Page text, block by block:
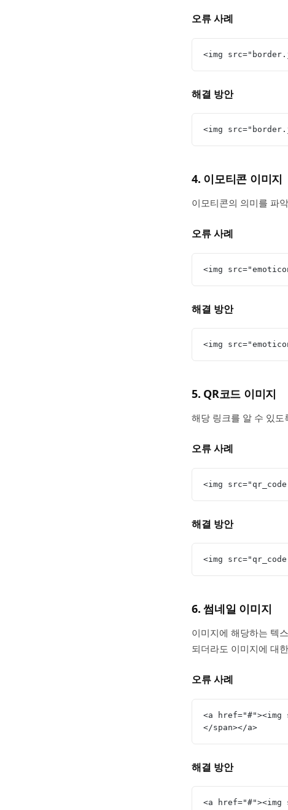
오류 사례
<img
해결 방안
<img
4. 이모티콘 이미지
이모티콘의 의미를 파
오류 사례
<img
해결 방안
<img
5. QR코드 이미지
해당 링크를 알 수 있
오류 사례
<img
해결 방안
<img
6. 썸네일 이미지
이미지에 해당하는 텍
되더라도 이미지에 대
오류 사례
<a href="#"><img
</span></a>
해결 방안
<a href="#"><img